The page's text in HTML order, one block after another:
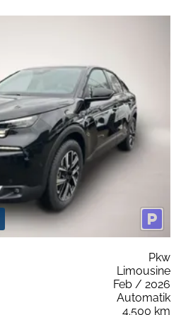
Pkw
Limousine
Feb / 2026
Automatik
4.500 km